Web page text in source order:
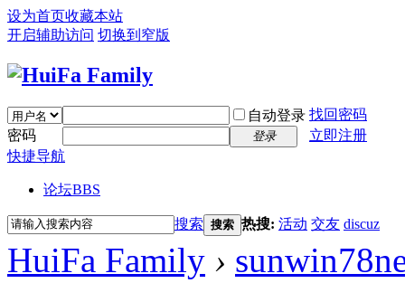
设为首页收藏本站
开启辅助访问 切换到窄版
自动登录 找回密码
密码
登录
立即注册
快捷导航
论坛BBS
搜索 搜索 热搜: 活动 交友 discuz
HuiFa Family ›